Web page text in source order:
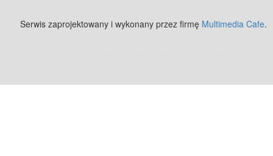
Serwis zaprojektowany i wykonany przez firmę Multimedia Cafe.